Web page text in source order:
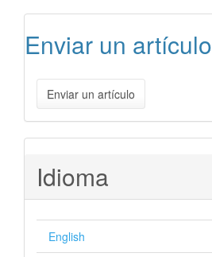
Enviar un artículo
Enviar un artículo
Idioma
English